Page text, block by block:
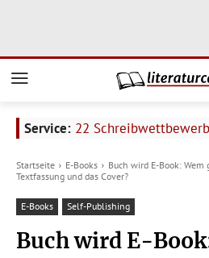
Service: 22
Startseite E-Books
Buch wird E-Book:
Textfassung und das Cover?
E-Books Self-Publishing
Buch wird E-